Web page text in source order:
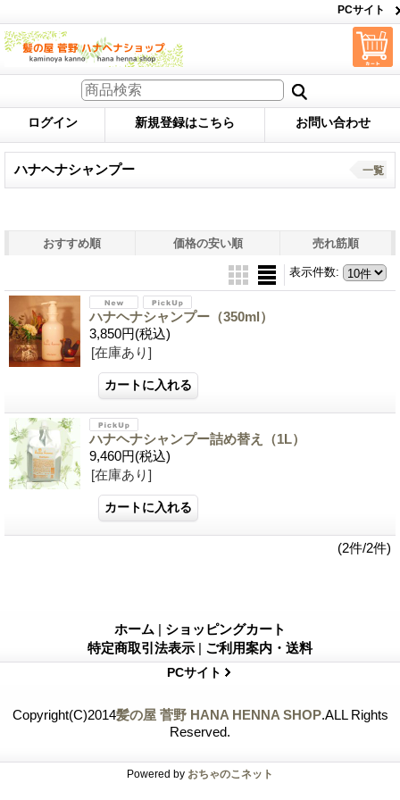
PCサイト
ログイン 新規登録はこちら お問い合わせ
ハナヘナシャンプー 一覧
おすすめ順 価格の安い順 売れ筋順
表示件数:
ハナヘナシャンプー（350ml）
3,850円(税込)
[在庫あり]
ハナヘナシャンプー詰め替え（1L）
9,460円(税込)
[在庫あり]
(2件/2件)
ホーム | ショッピングカート
特定商取引法表示 | ご利用案内・送料
PCサイト
Copyright(C)2014髪の屋 菅野 HANA HENNA SHOP.ALL Rights
Reserved.
Powered by おちゃのこネット